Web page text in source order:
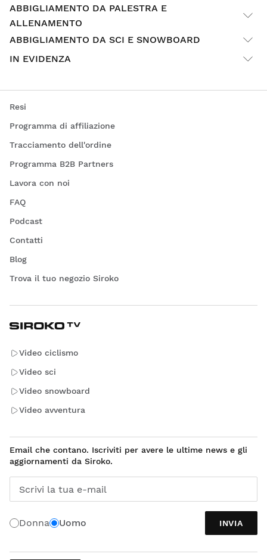
ABBIGLIAMENTO DA PALESTRA E
ALLENAMENTO
ABBIGLIAMENTO DA SCI E SNOWBOARD
IN EVIDENZA
Resi
Programma di affiliazione
Tracciamento dell'ordine
Programma B2B Partners
Lavora con noi
FAQ
Podcast
Contatti
Blog
Trova il tuo negozio Siroko
Video ciclismo
Video sci
Video snowboard
Video avventura
Email che contano. Iscriviti per avere le ultime news e gli
aggiornamenti da Siroko.
Scrivi la tua e-mail
Donna Uomo INVIA